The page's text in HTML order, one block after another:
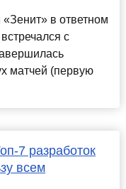
в ответном
с
матчей (первую
7 разработок
всем